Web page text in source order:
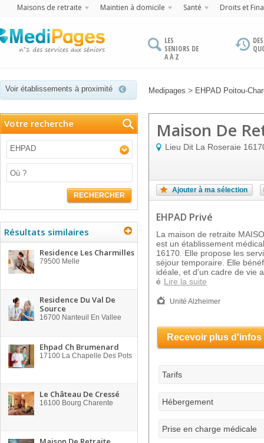
Maisons de retraite Maintien à domicile Santé Droits et
LES
SENIORS DE
A À Z
Voir établissements à proximité Medipages > EHPAD Poitou-
Votre recherche
EHPAD
RECHERCHER
Résultats similaires
Residence Les Charmilles
79500 Melle
Residence Du Val De
Source
16700 Nanteuil En Vallee
Ehpad Ch Brumenard
17100 La Chapelle Des Pots
Le Château De Cressé
16100 Bourg Charente
Maison De
Lieu Dit La Roseraie
Ajouter à ma sélection
EHPAD Privé
La maison de retraite
est un établissement
16170. Elle propose les
séjour temporaire. Elle
idéale, et d'un cadre de vie
é Lire la suite
Unité Alzheimer
Recevoir plus d'infos
Tarifs
Hébergement
Prise en charge médicale